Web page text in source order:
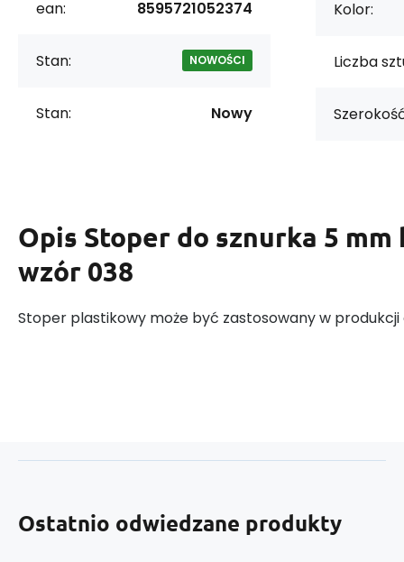
ean: 8595721052374
Stan: NOWOŚCI
Stan: Nowy
Kolor:
Liczba
Opis Stoper do sznurka 5
wzór 038
Stoper plastikowy może być zastosowany w produkcji
Ostatnio odwiedzane produkty